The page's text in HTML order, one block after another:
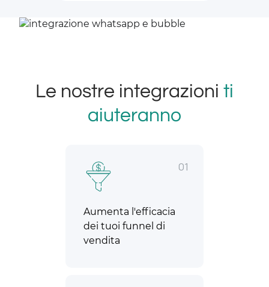
Le nostre integrazioni ti
aiuteranno
01
Aumenta l'efficacia
dei tuoi funnel di
vendita